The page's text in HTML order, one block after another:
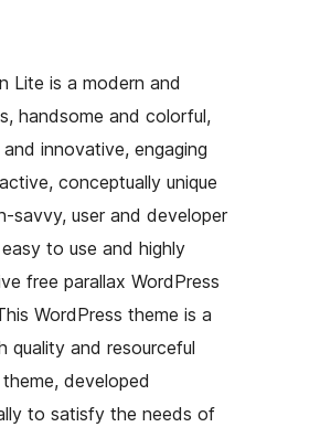
Lite is a modern and
handsome and colorful,
innovative, engaging
conceptually unique
savvy, user and developer
to use and highly
free parallax WordPress
WordPress theme is a
quality and resourceful
developed
to satisfy the needs of